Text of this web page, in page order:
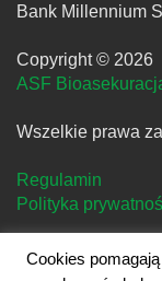
Bank Millennium
Copyright © 2026
ASF
Wszelkie prawa
Regulamin
Polityka
Cookies